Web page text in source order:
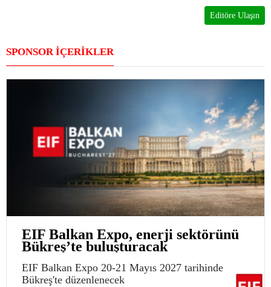
Editöre Ulaşın
SPONSOR İÇERİKLER
EIF Balkan Expo, enerji sektörünü
Bükreş’te buluşturacak
EIF Balkan Expo 20-21 Mayıs 2027 tarihinde
Bükreş'te düzenlenecek